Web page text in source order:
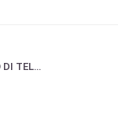
UTDT-UNIVERSIDAD TORCUATO DI TELLA